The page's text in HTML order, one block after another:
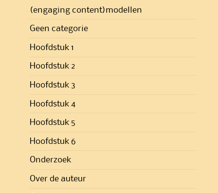
(engaging content)modellen
Geen categorie
Hoofdstuk 1
Hoofdstuk 2
Hoofdstuk 3
Hoofdstuk 4
Hoofdstuk 5
Hoofdstuk 6
Onderzoek
Over de auteur